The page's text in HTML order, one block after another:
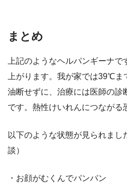
まとめ
上記のようなヘルパンギーナ
上がります。我が家では39℃ま
油断せずに、治療には医師の診
です。熱性けいれんにつながる
以下のような状態が見られまし
談）
・お顔がむくんでパンパン